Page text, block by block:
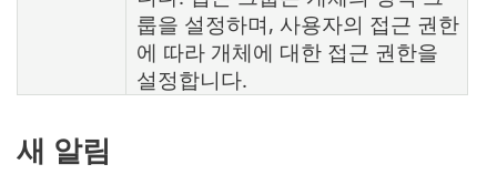
룹을 설정하며, 사용자의 접근 권한
에 따라 개체에 대한 접근 권한을
설정합니다.
새 알림